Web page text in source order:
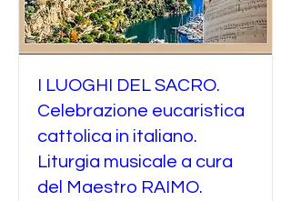
I LUOGHI DEL SACRO.
Celebrazione eucaristica
cattolica in italiano.
Liturgia musicale a cura
del Maestro RAIMO.